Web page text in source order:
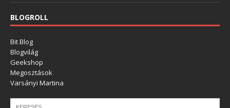
BLOGROLL
Bit Blog
Blogvilág
Geekshop
Megosztások
Varsányi Martina